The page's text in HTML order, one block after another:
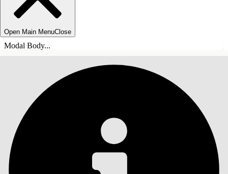
Open Main MenuClose
Modal Body...